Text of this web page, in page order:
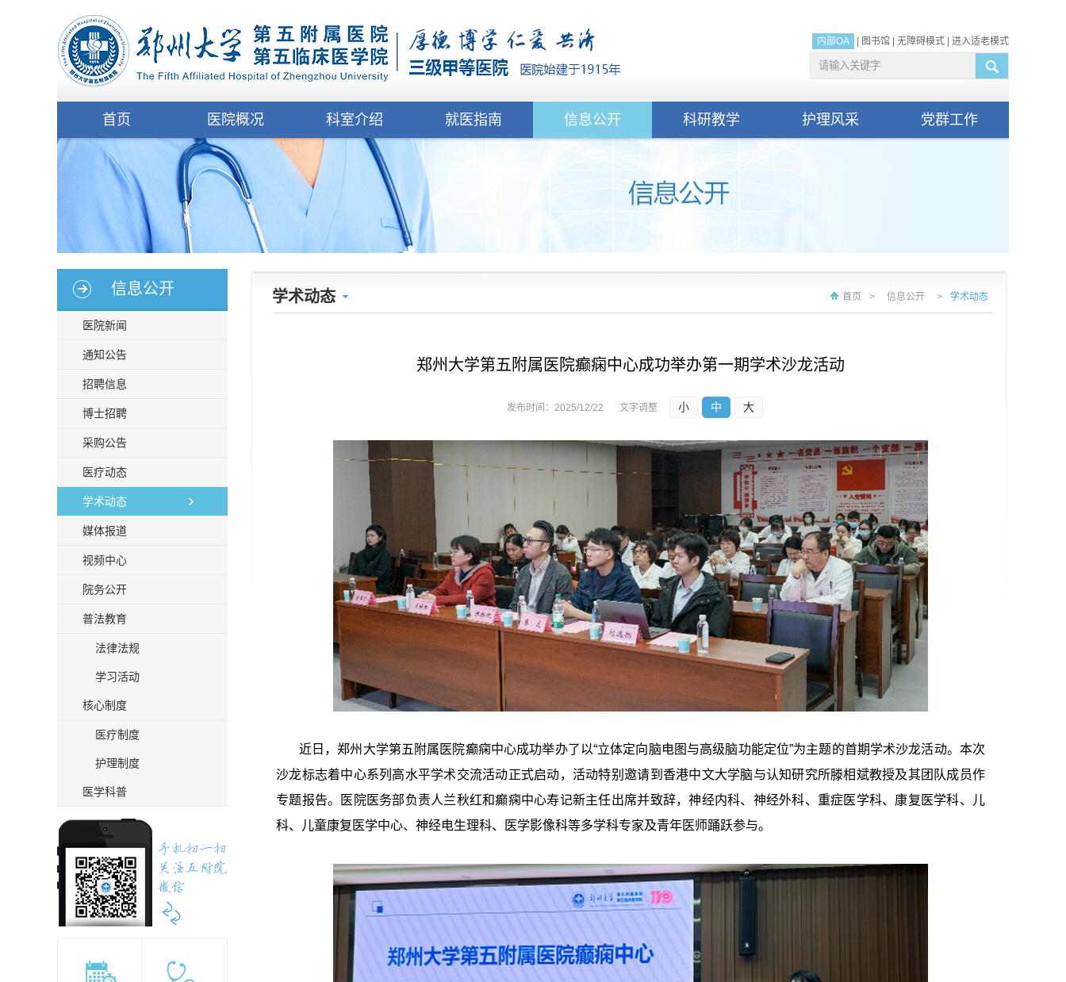
内部OA 图书馆 无障碍模式 进入适老模式
首页 医院概况 科室介绍 就医指南 信息公开 科研教学 护理风采 党群工作
信息公开
医院新闻
通知公告
招聘信息
博士招聘
采购公告
医疗动态
学术动态
媒体报道
视频中心
院务公开
普法教育
法律法规
学习活动
核心制度
医疗制度
护理制度
医学科普
学术动态 首页 > 信息公开 > 学术动态
郑州大学第五附属医院癫痫中心成功举办第一期学术沙龙活动
发布时间： 2025/12/22 文字调整 小 中 大
近日，郑州大学第五附属医院癫痫中心成功举办了以“立体定向脑电图与高级脑功能定位”为主题的首期学术沙龙活动。本次
沙龙标志着中心系列高水平学术交流活动正式启动，活动特别邀请到香港中文大学脑与认知研究所滕相斌教授及其团队成员作
专题报告。医院医务部负责人兰秋红和癫痫中心寿记新主任出席并致辞，神经内科、神经外科、重症医学科、康复医学科、儿
科、儿童康复医学中心、神经电生理科、医学影像科等多学科专家及青年医师踊跃参与。